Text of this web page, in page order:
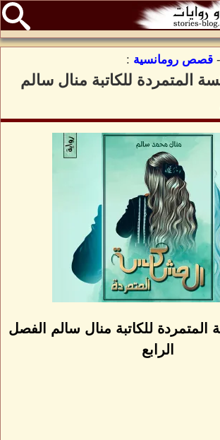
- قصص رومانسية :
المتمردة للكاتبة منال سالم
المتمردة للكاتبة منال سالم الفصل
الرابع